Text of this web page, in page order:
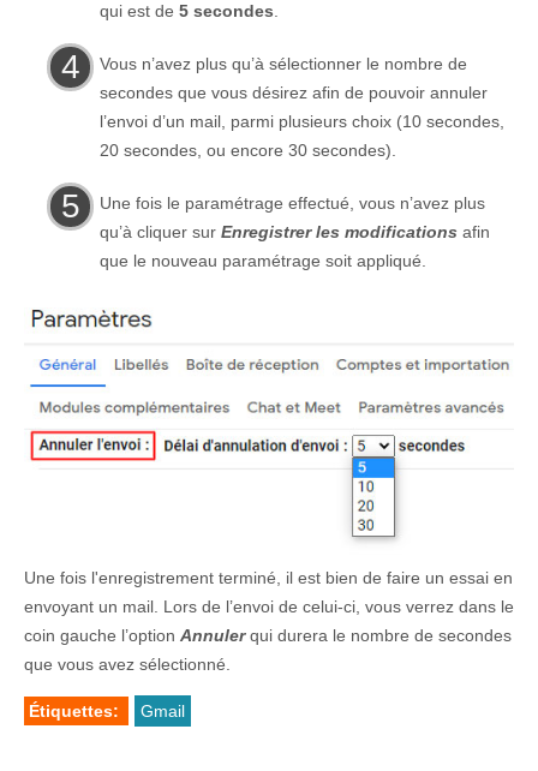
qui est de 5 secondes
Vous n’avez plus qu’à sélectionner le nombre de
secondes que vous désirez afin de pouvoir annuler
l’envoi d’un mail, parmi plusieurs choix (10 secondes,
20 secondes, ou encore 30 secondes).
Une fois le paramétrage effectué, vous n’avez plus
qu’à cliquer sur Enregistrer les modifications afin
que le nouveau paramétrage soit appliqué.
Une fois l'enregistrement terminé, il est bien de faire un essai en
envoyant un mail. Lors de l’envoi de celui-ci, vous verrez dans le
coin gauche l’option Annulerqui durera le nombre de secondes
que vous avez sélectionné.
Étiquettes: Gmail